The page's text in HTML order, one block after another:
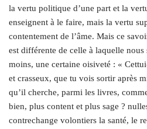
la vertu politique d’une part et la
enseignent à le faire, mais la vertu
contentement de l’âme. Mais ce
est différente de celle à laquelle nous
moins, une certaine oisiveté : «
et crasseux, que tu vois sortir après
qu’il cherche, parmi les livres,
bien, plus content et plus sage ?
contrechange volontiers la santé, le